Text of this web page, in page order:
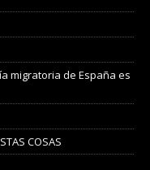
migratoria de España es
COSAS